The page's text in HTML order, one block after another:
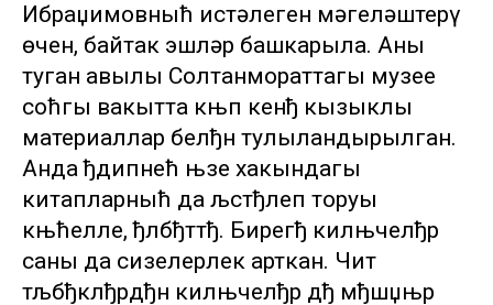
Ибраџимовныћ истәлеген мәңгеләштерү
өчен, байтак эшләр башкарыла. Аның
туган авылы Солтанмораттагы музее
соћгы вакытта књп кенђ кызыклы
материаллар белђн тулыландырылган.
Анда ђдипнећ њзе хакындагы
китапларныћ да љстђлеп торуы
књћелле, ђлбђттђ. Бирегђ килњчелђр
саны да сизелерлек арткан. Чит
тљбђклђрдђн килњчелђр дђ мђшџњр